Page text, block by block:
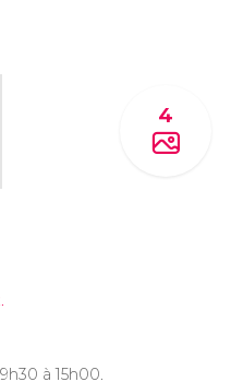
4
à 15h00.